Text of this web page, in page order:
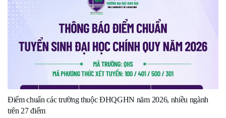
Điểm chuẩn các trường thuộc ĐHQGHN năm 2026, nhiều ngành
trên 27 điểm